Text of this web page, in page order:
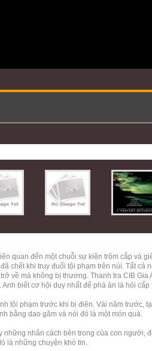
quan đến một chuỗi sự kiện trộm cắp và
chết khi truy đuổi tội phạm trên núi. Tất cả
về mà không bị thương. Thanh tra CIB Gia
biết cơ hội duy nhất để phá án là hỏi cấp
tội phạm trước khi bị điên. Vài năm trước,
bằng dao găm và nói đó là một món quà.
những nhân cách bên trong của con người,
là những chuyện khó tin.